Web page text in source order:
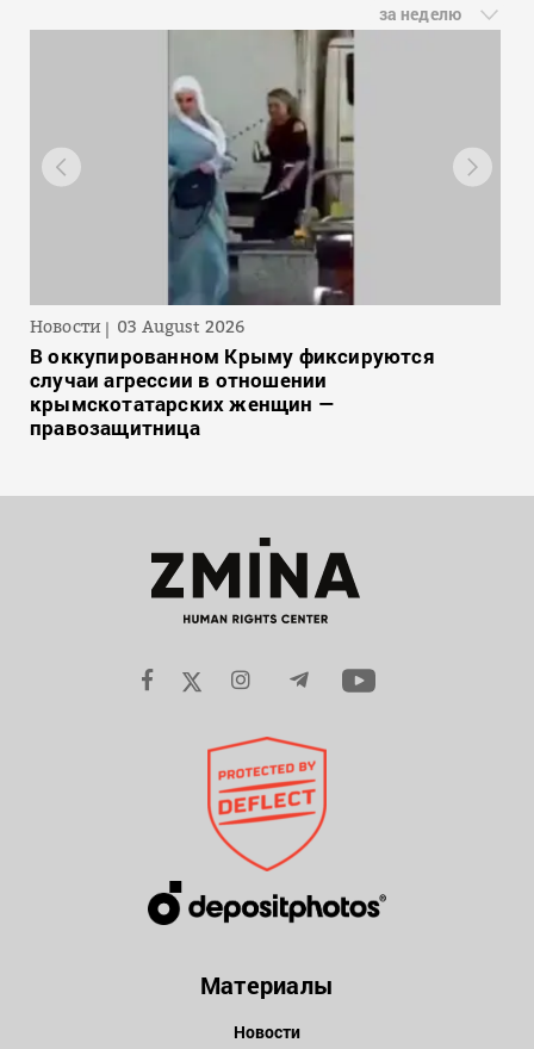
за неделю
Новости 03 August 2026
В оккупированном Крыму фиксируются
случаи агрессии в отношении
крымскотатарских женщин —
правозащитница
Материалы
Новости